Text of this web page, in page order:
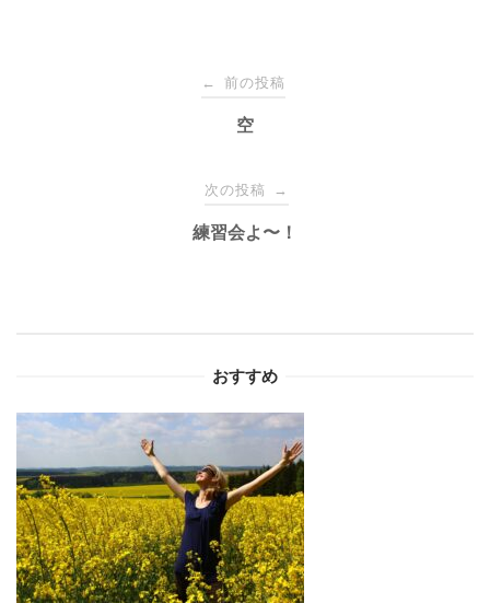
シ
ョ
ン
← 前の投稿
空
次の投稿 →
練習会よ〜！
おすすめ